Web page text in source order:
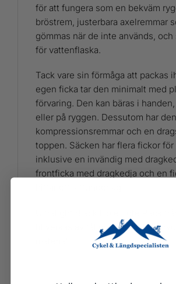
för att fungera som en bekväm
bröstrem, justerbara axelremmar
gömmas när de inte används,
för vattenflaska.
Tack vare sin förmåga att packas
egen ficka tar den minimalt med
förvaring. Den kan bäras i
eller på ryggen. Dessutom har
kompressionsremmar och en
toppen. Säcken har flera fickor för
inklusive en invändig med
frontficka med dragkedja och en
tillverkas av tåliga, lätta och